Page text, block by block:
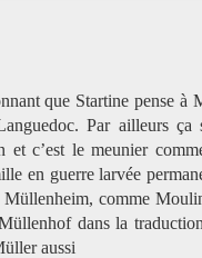
que Startine pense
Par ailleurs
et c’est le meunier
en guerre larvée
Müllenheim, comme
dans la
aussi